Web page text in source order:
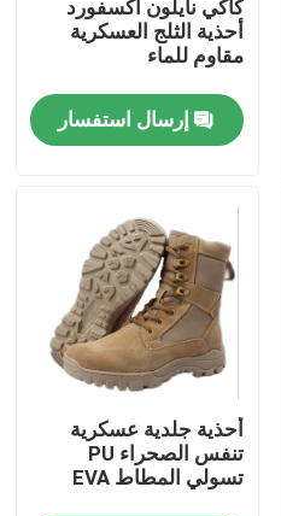
كاكي نايلون أكسفورد
أحذية الثلج العسكرية
مقاوم للماء
إرسال استفسار
أحذية جلدية عسكرية
تنفس الصحراء PU
تسولي المطاط EVA